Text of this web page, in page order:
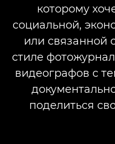
которому
социальной,
или связанной
стиле
видеографов с
поделиться